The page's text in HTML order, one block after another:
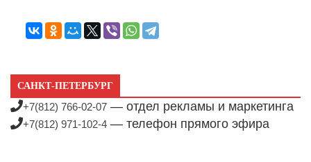
САНКТ-ПЕТЕРБУРГ
+7(812) 766-02-07 — отдел рекламы и маркетинга
+7(812) 971-102-4 — телефон прямого эфира